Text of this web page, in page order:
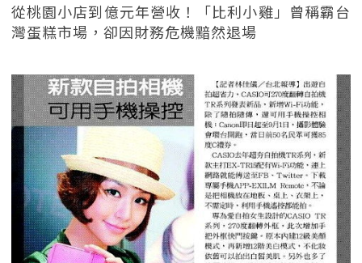
從桃園小店到億元年營收！「比利小雞」曾稱霸台
灣蛋糕市場，卻因財務危機黯然退場